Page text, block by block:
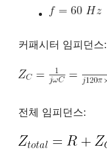
커패시터 임피던스:
전체 임피던스: